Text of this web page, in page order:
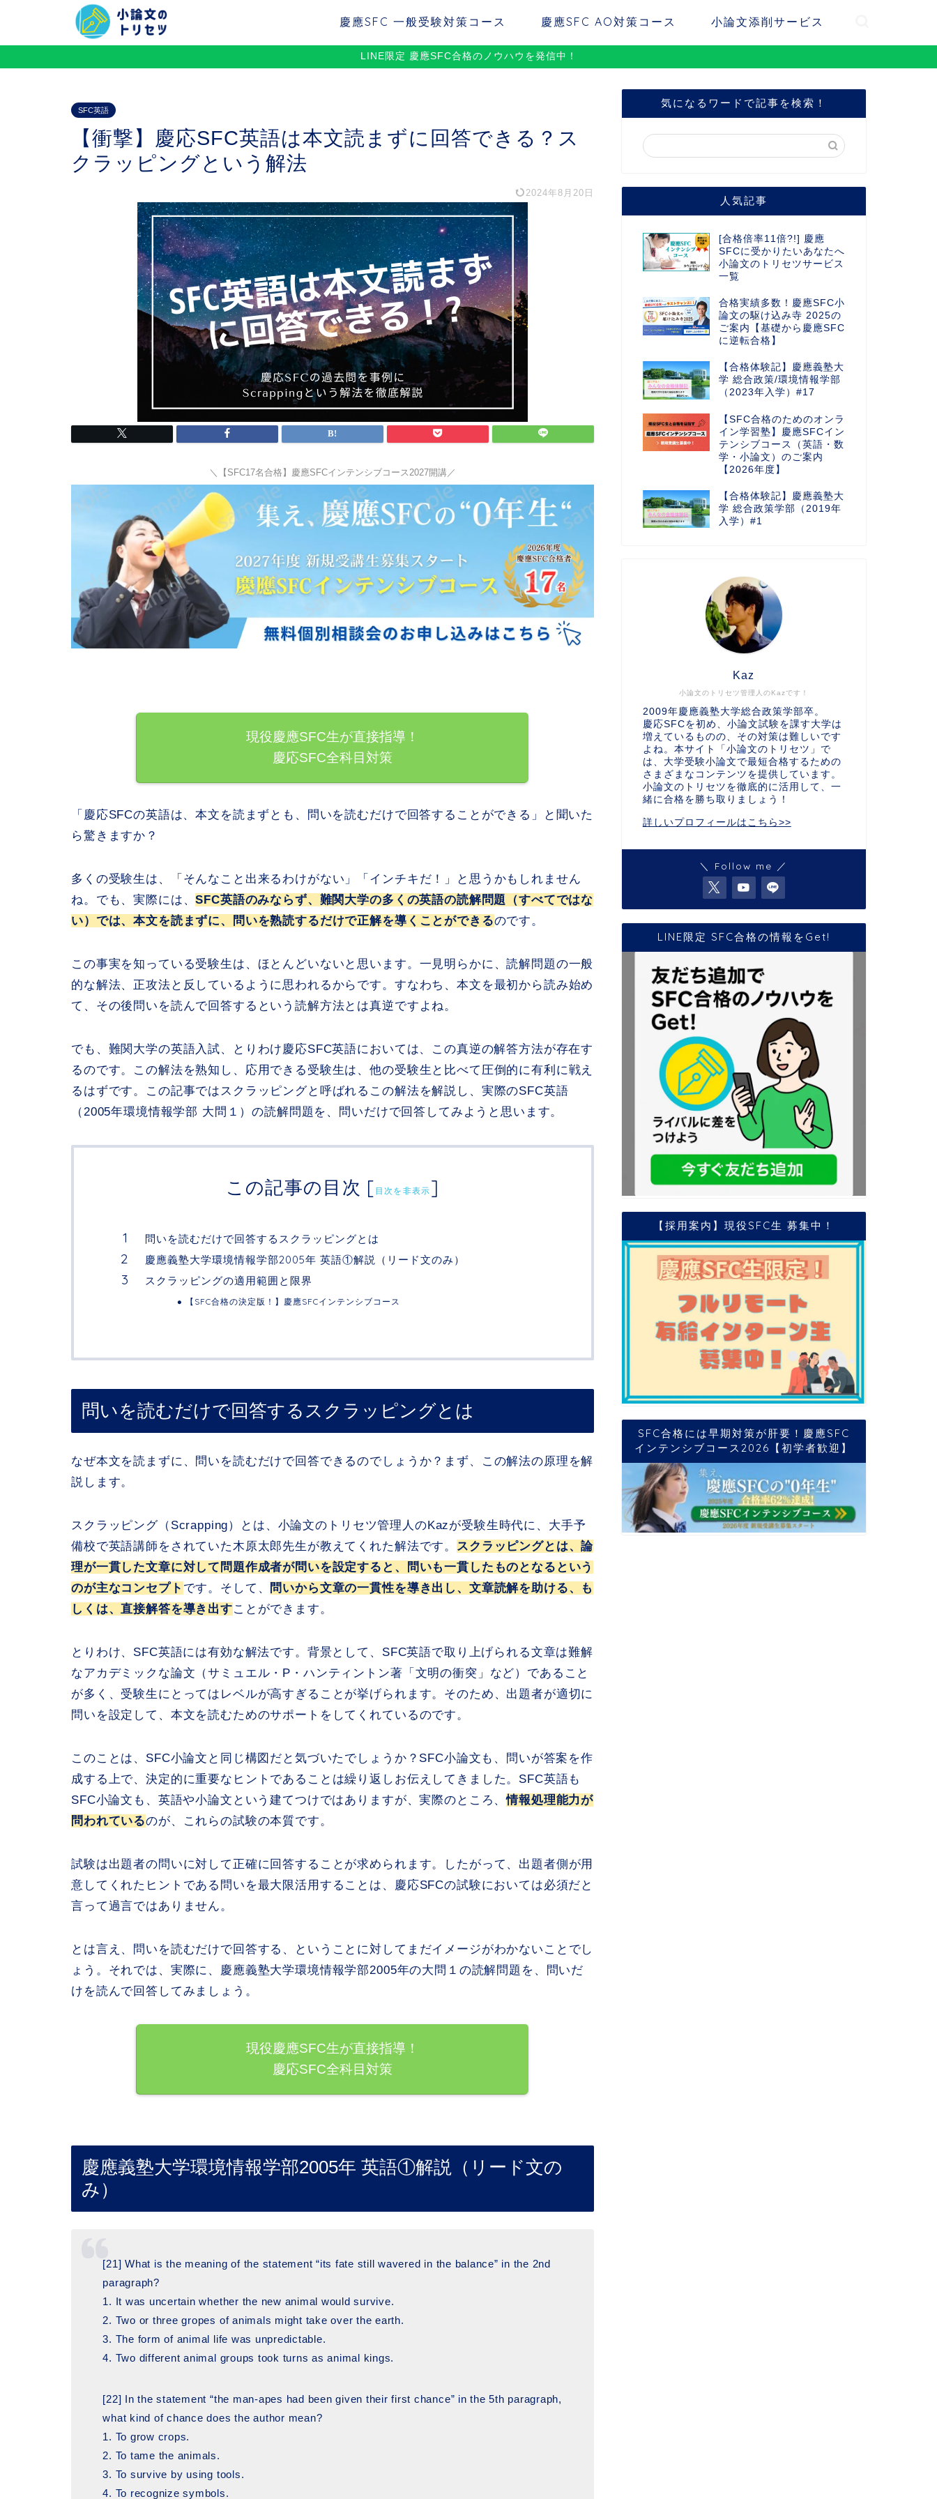
慶應SFC 一般受験対策コース 慶應SFC AO対策コース 小論文添削サービス
LINE限定 慶應SFC合格のノウハウを発信中！
SFC英語
【衝撃】慶応SFC英語は本文読まずに回答できる？ス
クラッピングという解法
2024年8月20日
＼【SFC17名合格】慶應SFCインテンシブコース2027開講／
現役慶應SFC生が直接指導！
慶応SFC全科目対策
「慶応SFCの英語は、本文を読まずとも、問いを読むだけで回答することができる」と聞いた
ら驚きますか？
多くの受験生は、「そんなこと出来るわけがない」「インチキだ！」と思うかもしれません
ね。でも、実際には、SFC英語のみならず、難関大学の多くの英語の読解問題（すべてではな
い）では、本文を読まずに、問いを熟読するだけで正解を導くことができるのです。
この事実を知っている受験生は、ほとんどいないと思います。一見明らかに、読解問題の一般
的な解法、正攻法と反しているように思われるからです。すなわち、本文を最初から読み始め
て、その後問いを読んで回答するという読解方法とは真逆ですよね。
でも、難関大学の英語入試、とりわけ慶応SFC英語においては、この真逆の解答方法が存在す
るのです。この解法を熟知し、応用できる受験生は、他の受験生と比べて圧倒的に有利に戦え
るはずです。この記事ではスクラッピングと呼ばれるこの解法を解説し、実際のSFC英語
（2005年環境情報学部 大問１）の読解問題を、問いだけで回答してみようと思います。
この記事の目次 [ 目次を非表示 ]
問いを読むだけで回答するスクラッピングとは
慶應義塾大学環境情報学部2005年 英語①解説（リード文のみ）
スクラッピングの適用範囲と限界
【SFC合格の決定版！】慶應SFCインテンシブコース
問いを読むだけで回答するスクラッピングとは
なぜ本文を読まずに、問いを読むだけで回答できるのでしょうか？まず、この解法の原理を解
説します。
スクラッピング（Scrapping）とは、小論文のトリセツ管理人のKazが受験生時代に、大手予
備校で英語講師をされていた木原太郎先生が教えてくれた解法です。 スクラッピングとは、論
理が一貫した文章に対して問題作成者が問いを設定すると、問いも一貫したものとなるという
のが主なコンセプト です。そして、
問いから文章の一貫性を導き出し、文章読解を助ける、も
しくは、直接解答を導き出すことができます。
とりわけ、SFC英語には有効な解法です。背景として、SFC英語で取り上げられる文章は難解
なアカデミックな論文（サミュエル・P・ハンティントン著「文明の衝突」など）であること
が多く、受験生にとってはレベルが高すぎることが挙げられます。そのため、出題者が適切に
問いを設定して、本文を読むためのサポートをしてくれているのです。
このことは、SFC小論文と同じ構図だと気づいたでしょうか？SFC小論文も、問いが答案を作
成する上で、決定的に重要なヒントであることは繰り返しお伝えしてきました。SFC英語も
SFC小論文も、英語や小論文という建てつけではありますが、実際のところ、情報処理能力が
問われているのが、これらの試験の本質です。
試験は出題者の問いに対して正確に回答することが求められます。したがって、出題者側が用
意してくれたヒントである問いを最大限活用することは、慶応SFCの試験においては必須だと
言って過言ではありません。
とは言え、問いを読むだけで回答する、ということに対してまだイメージがわかないことでし
ょう。それでは、実際に、慶應義塾大学環境情報学部2005年の大問１の読解問題を、問いだ
けを読んで回答してみましょう。
現役慶應SFC生が直接指導！
慶応SFC全科目対策
慶應義塾大学環境情報学部2005年 英語①解説（リード文の
み）
[21] What is the meaning of the statement “its fate still wavered in the balance” in the 2nd
paragraph?
1. It was uncertain whether the new animal would survive.
2. Two or three gropes of animals might take over the earth.
3. The form of animal life was unpredictable.
4. Two different animal groups took turns as animal kings.
[22] In the statement “the man-apes had been given their first chance” in the 5th paragraph,
what kind of chance does the author mean?
1. To grow crops.
2. To tame the animals.
3. To survive by using tools.
4. To recognize symbols.
気になるワードで記事を検索！
人気記事
[合格倍率11倍?!] 慶應
SFCに受かりたいあなたへ
小論文のトリセツサービス
一覧
合格実績多数！慶應SFC小
論文の駆け込み寺 2025の
ご案内【基礎から慶應SFC
に逆転合格】
【合格体験記】慶應義塾大
学 総合政策/環境情報学部
（2023年入学）#17
【SFC合格のためのオンラ
イン学習塾】慶應SFCイン
テンシブコース（英語・数
学・小論文）のご案内
【2026年度】
【合格体験記】慶應義塾大
学 総合政策学部（2019年
入学）#1
小論文のトリセツ管理人のKazです！
Kaz
2009年慶應義塾大学総合政策学部卒。
慶応SFCを初め、小論文試験を課す大学は
増えているものの、その対策は難しいです
よね。本サイト「小論文のトリセツ」で
は、大学受験小論文で最短合格するための
さまざまなコンテンツを提供しています。
小論文のトリセツを徹底的に活用して、一
緒に合格を勝ち取りましょう！
詳しいプロフィールはこちら>>
＼ Follow me ／
LINE限定 SFC合格の情報をGet!
【採用案内】現役SFC生 募集中！
SFC合格には早期対策が肝要！慶應SFC
インテンシブコース2026【初学者歓迎】